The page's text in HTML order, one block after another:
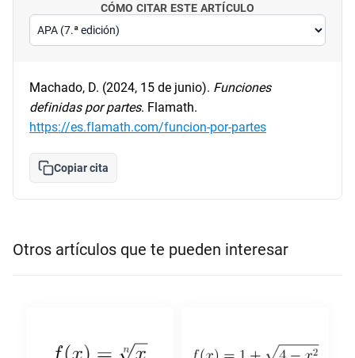
CÓMO CITAR ESTE ARTÍCULO
Machado, D. (2024, 15 de junio). Funciones
definidas por partes. Flamath.
https://es.flamath.com/funcion-por-partes
Copiar cita
Otros artículos que te pueden interesar